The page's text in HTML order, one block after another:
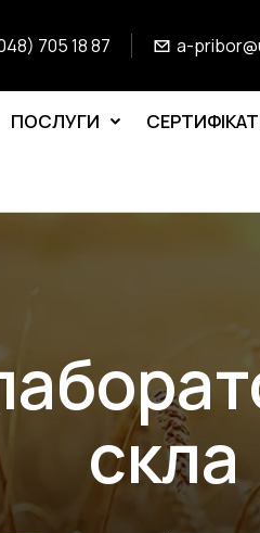
705 18 87 a-
ПОСЛУГИ
скла